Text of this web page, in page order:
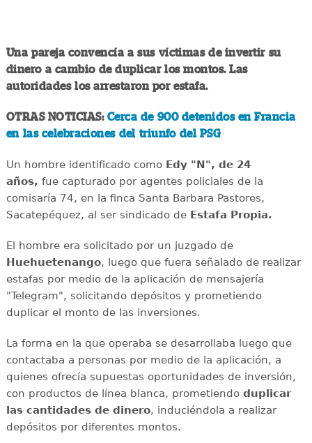
Una pareja convencía a sus víctimas de invertir su
dinero a cambio de duplicar los montos. Las
autoridades los arrestaron por estafa.
OTRAS NOTICIAS: Cerca de 900 detenidos en Francia
en las celebraciones del triunfo del PSG
Un hombre identificado como Edy "N", de 24
años, fue capturado por agentes policiales de la
comisaría 74, en la finca Santa Barbara Pastores,
Sacatepéquez, al ser sindicado deEstafa Propia.
El hombre era solicitado por un juzgado de
Huehuetenango, luego que fuera señalado de realizar
estafas por medio de la aplicación de mensajería
"Telegram", solicitando depósitos y prometiendo
duplicar el monto de las inversiones.
La forma en la que operaba se desarrollaba luego que
contactaba a personas por medio de la aplicación, a
quienes ofrecía supuestas oportunidades de inversión,
con productos de línea blanca, prometiendo duplicar
las cantidades de dinero, induciéndola a realizar
depósitos por diferentes montos.